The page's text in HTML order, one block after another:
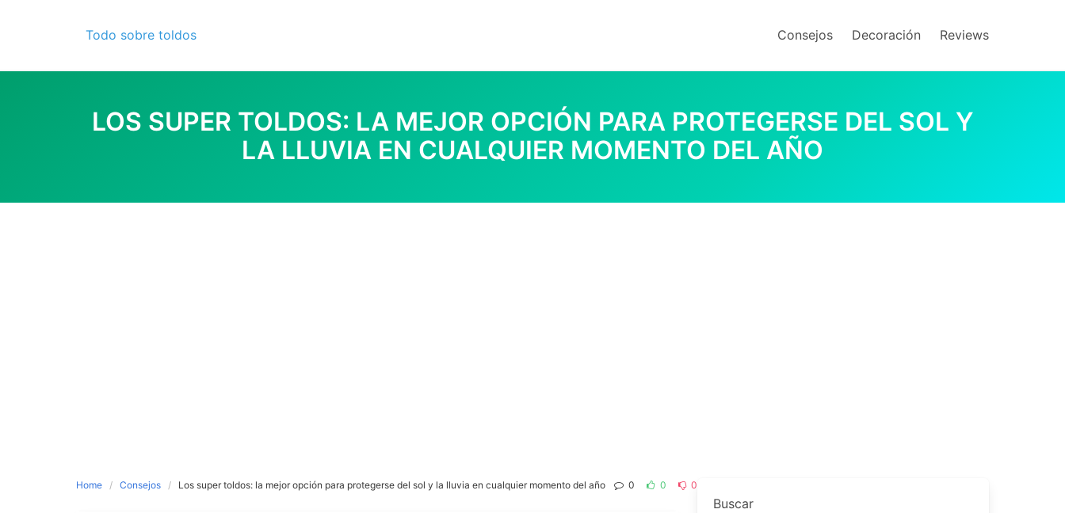
Todo sobre toldos Consejos Decoración Reviews
LOS SUPER TOLDOS: LA MEJOR OPCIÓN PARA PROTEGERSE DEL SOL Y
LA LLUVIA EN CUALQUIER MOMENTO DEL AÑO
Home Consejos Los super toldos: la mejor opción para protegerse del sol y la lluvia en cualquier momento del año 0 0 0
Buscar